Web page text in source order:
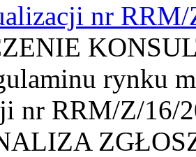
nr
rynku
nr RRM/Z/16/